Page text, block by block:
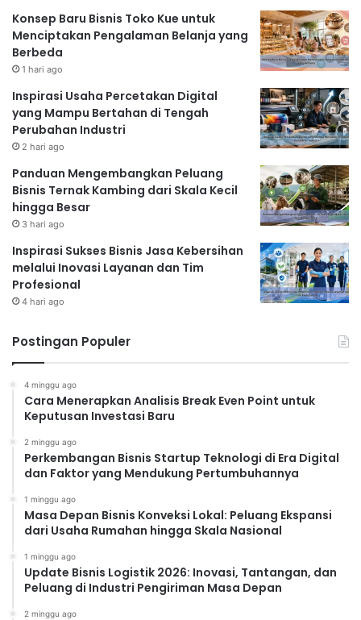
Konsep Baru Bisnis Toko Kue untuk
Menciptakan Pengalaman Belanja yang
Berbeda
1 hari ago
Inspirasi Usaha Percetakan Digital
yang Mampu Bertahan di Tengah
Perubahan Industri
2 hari ago
Panduan Mengembangkan Peluang
Bisnis Ternak Kambing dari Skala Kecil
hingga Besar
3 hari ago
Inspirasi Sukses Bisnis Jasa Kebersihan
melalui Inovasi Layanan dan Tim
Profesional
4 hari ago
Postingan Populer
4 minggu ago
Cara Menerapkan Analisis Break Even Point untuk
Keputusan Investasi Baru
2 minggu ago
Perkembangan Bisnis Startup Teknologi di Era Digital
dan Faktor yang Mendukung Pertumbuhannya
1 minggu ago
Masa Depan Bisnis Konveksi Lokal: Peluang Ekspansi
dari Usaha Rumahan hingga Skala Nasional
1 minggu ago
Update Bisnis Logistik 2026: Inovasi, Tantangan, dan
Peluang di Industri Pengiriman Masa Depan
2 minggu ago